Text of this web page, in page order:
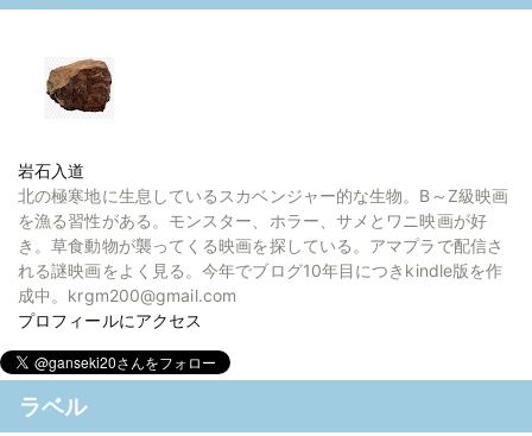
岩石入道
北の極寒地に生息しているスカベンジャー的な生物。B～Z級映画
を漁る習性がある。モンスター、ホラー、サメとワニ映画が好
き。草食動物が襲ってくる映画を探している。アマプラで配信さ
れる謎映画をよく見る。今年でブログ10年目につきkindle版を作
成中。krgm200@gmail.com
プロフィールにアクセス
ラベル